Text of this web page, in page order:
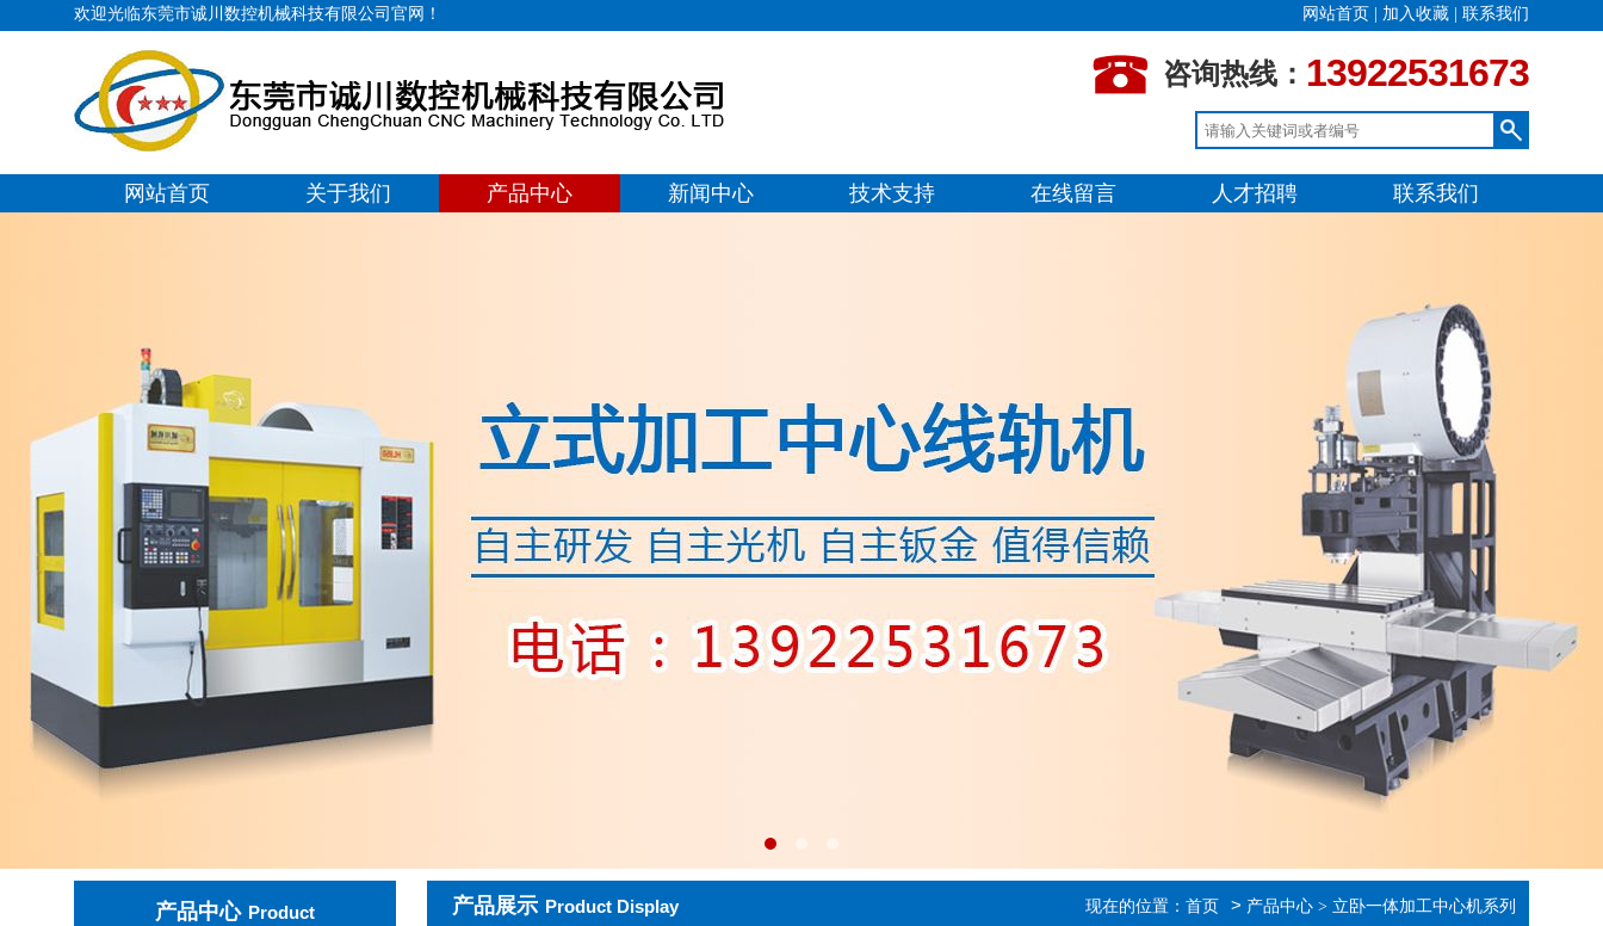
欢迎光临东莞市诚川数控机械科技有限公司官网！ 网站首页 加入收藏 联系我们
咨询热线： 13922531673
网站首页 关于我们 产品中心 新闻中心 技术支持 在线留言 人才招聘 联系我们
产品中心 Product 产品展示 Product Display 现在的位置： 首页 > 产品中心 > 立卧一体加工中心机系列